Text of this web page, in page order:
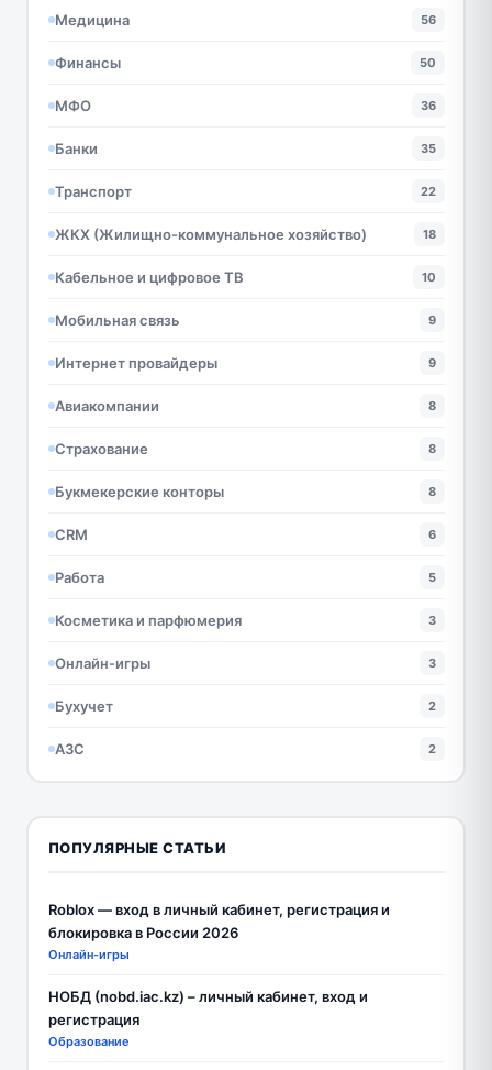
Медицина 56
Финансы 50
МФО 36
Банки 35
Транспорт 22
ЖКХ (Жилищно-коммунальное хозяйство) 18
Кабельное и цифровое ТВ 10
Мобильная связь 9
Интернет провайдеры 9
Авиакомпании 8
Страхование 8
Букмекерские конторы 8
CRM 6
Работа 5
Косметика и парфюмерия 3
Онлайн-игры 3
Бухучет 2
АЗС 2
ПОПУЛЯРНЫЕ СТАТЬИ
Roblox — вход в личный кабинет, регистрация и
блокировка в России 2026
Онлайн-игры
НОБД (nobd.iac.kz) – личный кабинет, вход и
регистрация
Образование